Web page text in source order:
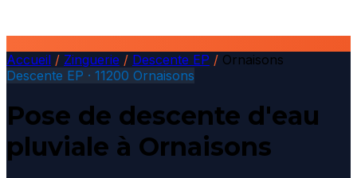
Accueil / Zinguerie / Descente EP / Ornaisons
Descente EP · 11200 Ornaisons
Pose de descente d'eau
pluviale à Ornaisons